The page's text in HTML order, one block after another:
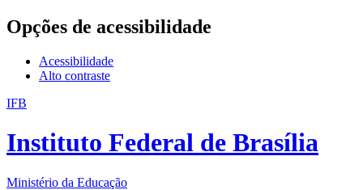
Opções de acessibilidade
Acessibilidade
Alto contraste
IFB
Instituto Federal de Brasília
Ministério da Educação